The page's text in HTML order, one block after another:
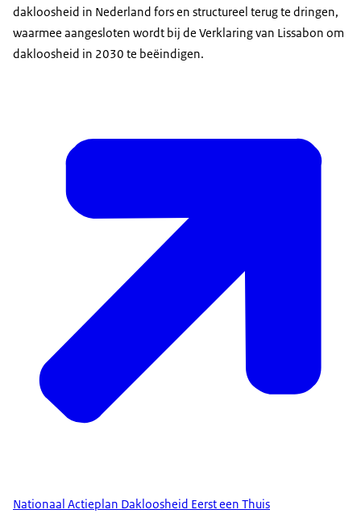
dakloosheid in Nederland fors en structureel terug te dringen,
waarmee aangesloten wordt bij de Verklaring van Lissabon om
dakloosheid in 2030 te beëindigen.
Nationaal Actieplan Dakloosheid Eerst een Thuis